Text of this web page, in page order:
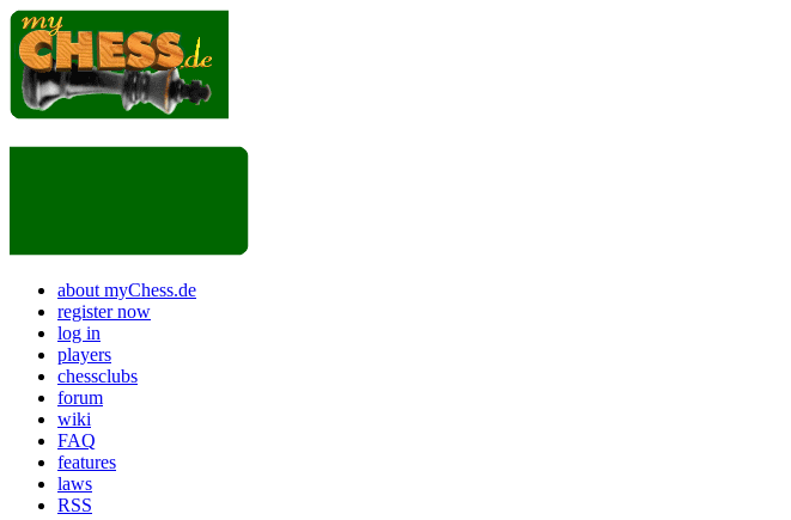
about myChess.de
register now
log in
players
chessclubs
forum
wiki
FAQ
features
laws
RSS